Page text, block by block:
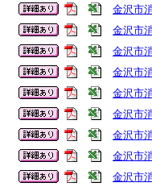
金沢市
金沢市
金沢市
金沢市
金沢市
金沢市
金沢市
金沢市
金沢市